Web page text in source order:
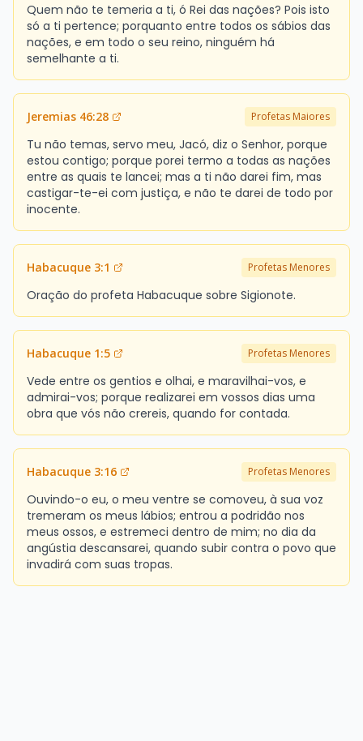
Quem não te temeria a ti, ó Rei das nações? Pois isto
só a ti pertence; porquanto entre todos os sábios das
nações, e em todo o seu reino, ninguém há
semelhante a ti.
Jeremias 46:28 Profetas Maiores
Tu não temas, servo meu, Jacó, diz o Senhor, porque
estou contigo; porque porei termo a todas as nações
entre as quais te lancei; mas a ti não darei fim, mas
castigar-te-ei com justiça, e não te darei de todo por
inocente.
Habacuque 3:1 Profetas Menores
Oração do profeta Habacuque sobre Sigionote.
Habacuque 1:5 Profetas Menores
Vede entre os gentios e olhai, e maravilhai-vos, e
admirai-vos; porque realizarei em vossos dias uma
obra que vós não crereis, quando for contada.
Habacuque 3:16 Profetas Menores
Ouvindo-o eu, o meu ventre se comoveu, à sua voz
tremeram os meus lábios; entrou a podridão nos
meus ossos, e estremeci dentro de mim; no dia da
angústia descansarei, quando subir contra o povo que
invadirá com suas tropas.